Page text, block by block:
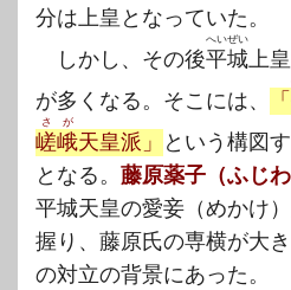
分は上皇となっていた。
しかし、その後平城
へいぜい
上
が多くなる。そこには、
「
嵯峨
さが
天皇派」 という構図
となる。 藤原薬子（ふじわ
平城天皇の愛妾（めかけ
握り、藤原氏の専横が大
の対立の背景にあった。